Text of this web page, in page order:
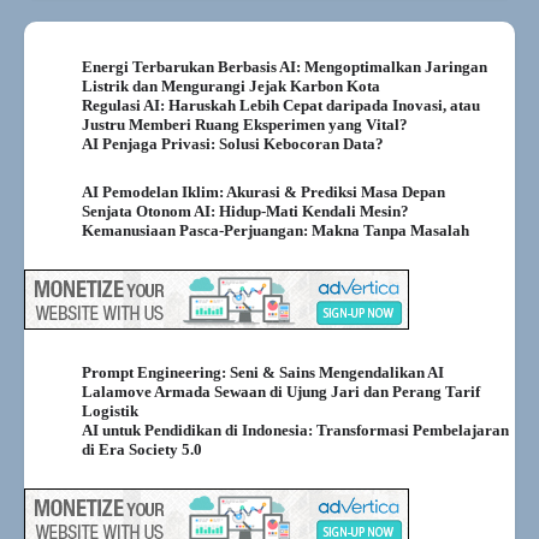
bernada…
Ironi Terbesar Abad 21: AI yang
“Menyelamatkan Dunia” Ternyata
Menghabiskannya
Bulan ini, sebuah laporan dan rangkaian
kesepakatan energi memperlihatkan sisi gelap
“AI boom”: listrik untuk pusat data global
konsumsi tahunan Inggris—dan kurvanya
masih menanjak. IEA menaksir konsumsi
listrik pusat data pada 2024…
Employee” Mulai Bekerja
paradigma: dari AI yang sekadar menjawab,
Perbedaannya sederhana tapi mendasar:
asisten menunggu perintah; agen menerima
tujuan, merencanakan langkah, mengeksekusi
Energi Terbarukan Berbasis AI: Mengoptimalkan Jaringan
Listrik dan Mengurangi Jejak Karbon Kota
Regulasi AI: Haruskah Lebih Cepat daripada Inovasi, atau
Justru Memberi Ruang Eksperimen yang Vital?
AI Penjaga Privasi: Solusi Kebocoran Data?
AI Pemodelan Iklim: Akurasi & Prediksi Masa Depan
Senjata Otonom AI: Hidup-Mati Kendali Mesin?
Kemanusiaan Pasca-Perjuangan: Makna Tanpa Masalah
Prompt Engineering: Seni & Sains Mengendalikan AI
Lalamove Armada Sewaan di Ujung Jari dan Perang Tarif
Logistik
AI untuk Pendidikan di Indonesia: Transformasi Pembelajaran
di Era Society 5.0